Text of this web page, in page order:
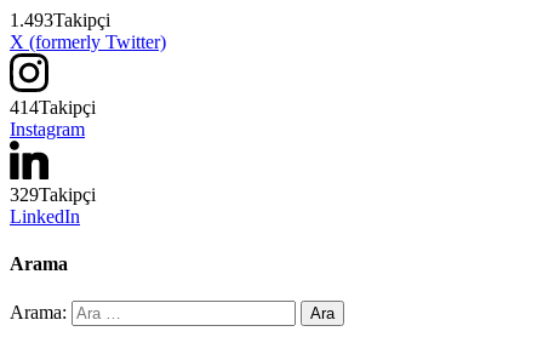
1.493Takipçi
X (formerly Twitter)
414Takipçi
Instagram
329Takipçi
LinkedIn
Arama
Arama: